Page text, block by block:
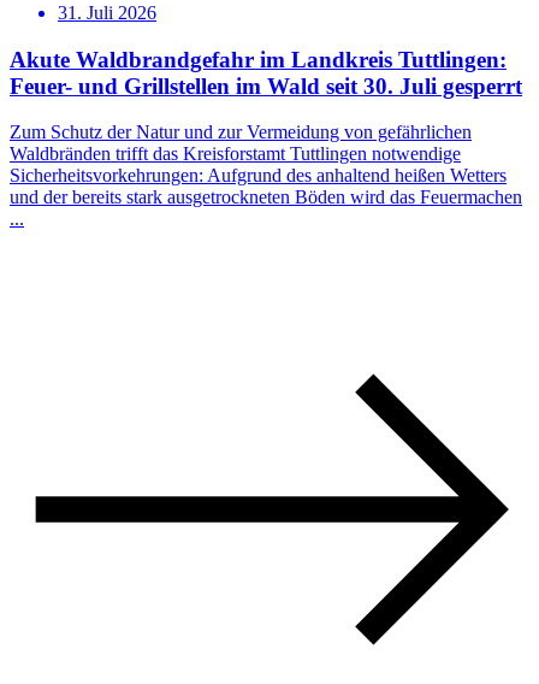
31. Juli 2026
Akute Waldbrandgefahr im Landkreis Tuttlingen:
Feuer- und Grillstellen im Wald seit 30. Juli gesperrt
Zum Schutz der Natur und zur Vermeidung von gefährlichen
Waldbränden trifft das Kreisforstamt Tuttlingen notwendige
Sicherheitsvorkehrungen: Aufgrund des anhaltend heißen Wetters
und der bereits stark ausgetrockneten Böden wird das Feuermachen
...